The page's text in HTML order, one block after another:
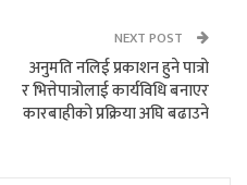
NEXT POST
अनुमति नलिई प्रकाशन हुने पात्रो
र भित्तेपात्रोलाई कार्यविधि बनाएर
कारबाहीको प्रक्रिया अघि बढाउने